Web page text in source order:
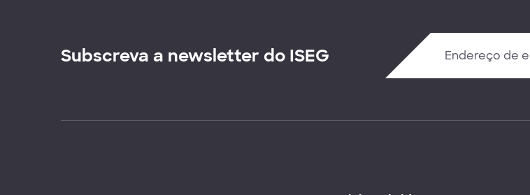
Subscreva a newsletter do ISEG